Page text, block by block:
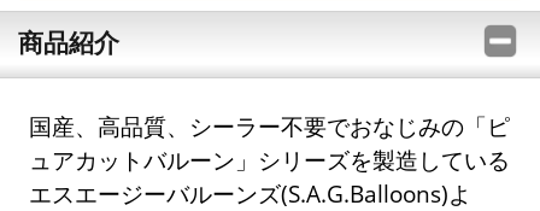
商品紹介
国産、高品質、シーラー不要でおなじみの「ピ
ュアカットバルーン」シリーズを製造している
エスエージーバルーンズ(S.A.G.Balloons)よ